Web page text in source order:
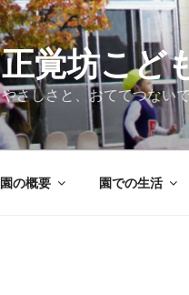
正覚坊こど
やさしさと、おててつない
園の概要 園での生活